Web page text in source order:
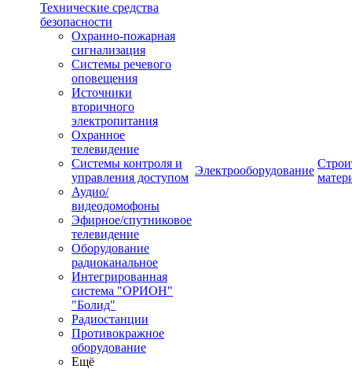
Технические средства
безопасности
Охранно-пожарная
сигнализация
Системы речевого
оповещения
Источники
вторичного
электропитания
Охранное
телевидение
Системы контроля и
управления доступом
Аудио/
видеодомофоны
Эфирное/спутниковое
телевидение
Оборудование
радиоканальное
Интегрированная
система "ОРИОН"
"Болид"
Радиостанции
Противокражное
оборудование
Ещё
Электрооборудование